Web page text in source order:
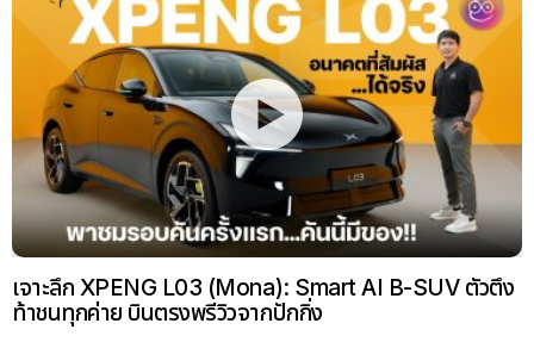
เจาะลึก XPENG L03 (Mona): Smart AI B-SUV ตัวตึง
ท้าชนทุกค่าย บินตรงพรีวิวจากปักกิ่ง